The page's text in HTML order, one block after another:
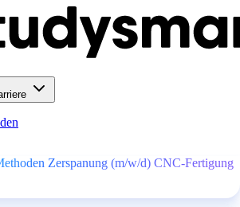
Zerspanung (m/w/d) CNC-Fertigung